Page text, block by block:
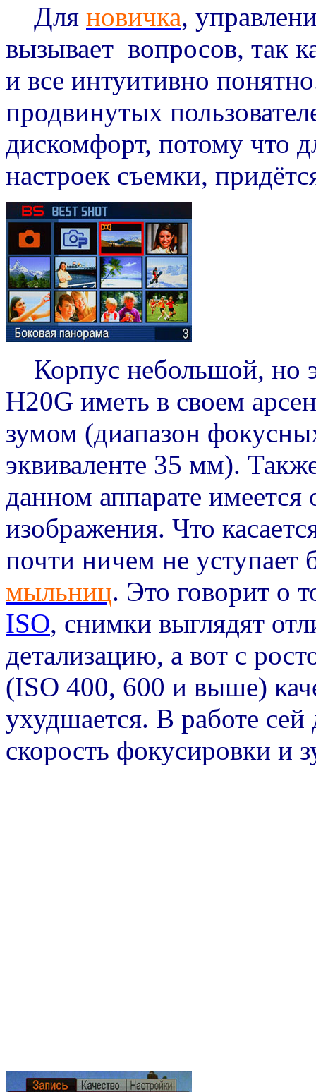
Для новичка,
вызывает вопросов, так
и все интуитивно
продвинутых
дискомфорт, потому что
настроек съемки,
Корпус небольшой, но
H20G иметь в своем
зумом (диапазон
эквиваленте 35 мм).
данном аппарате имеется
изображения. Что
почти ничем не
мыльниц. Это говорит о
ISO, снимки выглядят
детализацию, а вот с
(ISO 400, 600 и выше)
ухудшается. В работе
скорость фокусировки и